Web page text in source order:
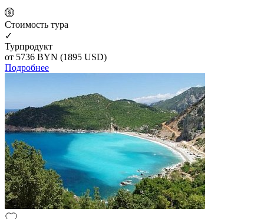
Cтоимость тура
✓
Турпродукт
от 5736 BYN (1895 USD)
Подробнее